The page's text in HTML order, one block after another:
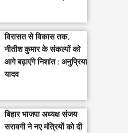
विरासत से विकास तक,
नीतीश कुमार के संकल्पों को
आगे बढ़ाएंगे निशांत : अनुप्रिया
यादव
बिहार भाजपा अध्यक्ष संजय
सरावगी ने नए मंत्रियों को दी